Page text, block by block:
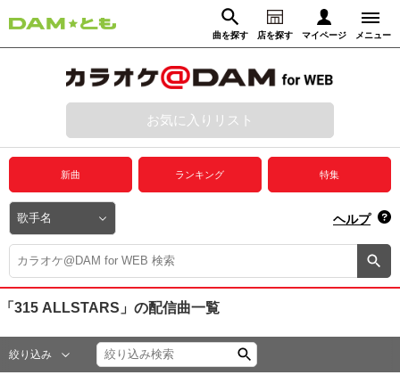
曲を探す 店を探す マイページ メニュー
動画からさがす 録音からさがす
ログイン
プレミアムサービス
DAM★とも動画
DAM★とも録音
カラオケ＠DAM
ユーザー検索
お気に入りリスト
新曲 ランキング 特集
ヘルプ
「315 ALLSTARS」 の配信曲一覧
絞り込み